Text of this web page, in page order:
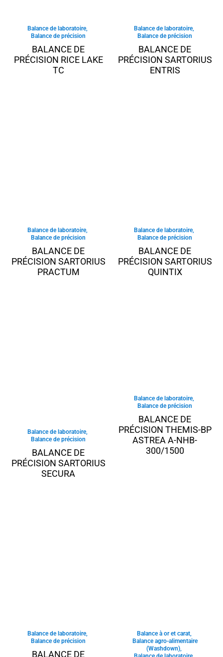
Balance de laboratoire,
Balance de précision
BALANCE DE
PRÉCISION RICE LAKE
TC
Balance de laboratoire,
Balance de précision
BALANCE DE
PRÉCISION SARTORIUS
ENTRIS
Balance de laboratoire,
Balance de précision
BALANCE DE
PRÉCISION SARTORIUS
PRACTUM
Balance de laboratoire,
Balance de précision
BALANCE DE
PRÉCISION SARTORIUS
QUINTIX
Balance de laboratoire,
Balance de précision
BALANCE DE
PRÉCISION SARTORIUS
SECURA
Balance de laboratoire,
Balance de précision
BALANCE DE
PRÉCISION THEMIS-BP
ASTREA A-NHB-
300/1500
Balance de laboratoire,
Balance de précision
BALANCE DE
Balance à or et carat,
Balance agro-alimentaire
(Washdown),